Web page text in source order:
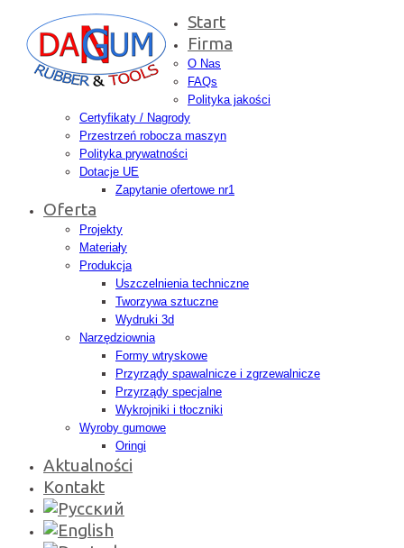
Start
Firma
O Nas
FAQs
Polityka jakości
Certyfikaty / Nagrody
Przestrzeń robocza maszyn
Polityka prywatności
Dotacje UE
Zapytanie ofertowe nr1
Oferta
Projekty
Materiały
Produkcja
Uszczelnienia techniczne
Tworzywa sztuczne
Wydruki 3d
Narzędziownia
Formy wtryskowe
Przyrządy spawalnicze i zgrzewalnicze
Przyrządy specjalne
Wykrojniki i tłoczniki
Wyroby gumowe
Oringi
Aktualności
Kontakt